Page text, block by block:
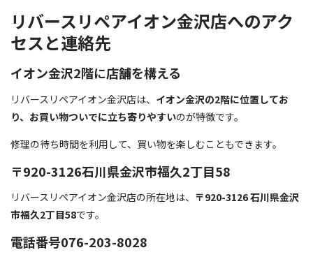
リバースリペアイオン金沢店へのアク
セスと連絡先
イオン金沢2階に店舗を構える
リバースリペアイオン金沢店は、 イオン金沢の2階に位置してお
り、お買い物ついでに立ち寄りやすいのが特徴です。
修理の待ち時間を利用して、買い物を楽しむこともできます。
〒920-3126石川県金沢市福久2丁目58
リバースリペアイオン金沢店の所在地は、 〒920-3126 石川県金沢
市福久2丁目58です。
電話番号076-203-8028